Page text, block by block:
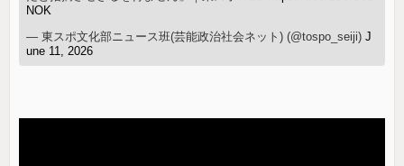
NOK
— 東スポ文化部ニュース班(芸能政治社会ネット) (@tospo_seiji)J
une 11, 2026